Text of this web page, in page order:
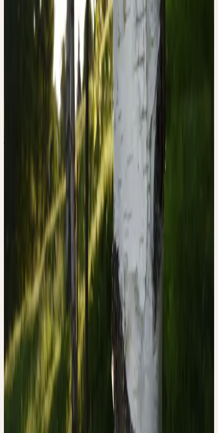
terne et gris.
Période de récolte
Mai
Approvisionnement
Cueillette sauvage CH
Origine & Récolte
CUEILLETTE SAUVAGE CH
Le bouleau verruqueux (Betula pendula) est répandu dans toute
l'Europe et en Asie du Nord. Plante pionnière, il colonise les forêts
claires, les coupes rases, les landes et les sols acides, de la plaine
jusqu'en zone de montagne. En Suisse, il est fréquent et cultivé
Ceres utilise des feuilles de bouleau issues de cueillette sauvage en
Suisse. Les jeunes feuilles encore collantes sont récoltées au
printemps peu après le débourrement — à ce stade, la
concentration en flavonoïdes et triterpènes est maximale.
Contexte historique
UTILISATION TRADITIONNELLE
DU BOULEAU
Le bouleau est l'un des arbres les plus vénérés d'Europe du Nord.
Dans la mythologie germanique et slave, il était considéré comme
un arbre sacré de la fertilité et du printemps — des rameaux de
bouleau ornaient traditionnellement les maisons et les étables au
début de la saison chaude comme signe de renouveau. En tant que
plante médicinale, il est connu depuis des siècles, notamment dans
la médecine populaire d'Europe du Nord.
Traditionnellement, les feuilles de bouleau étaient utilisées comme
diurétique et dépuratif pour les infections urinaires, les oedèmes, la